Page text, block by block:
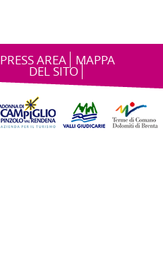
PRESS AREA MAPPA
DEL SITO